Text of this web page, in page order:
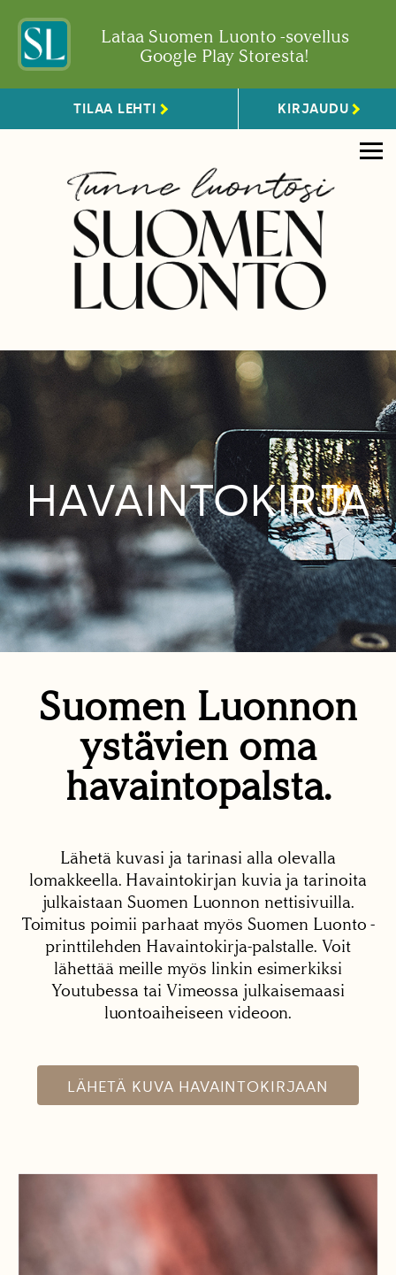
Lataa Suomen Luonto -sovellus
Google Play Storesta!
TILAA LEHTI KIRJAUDU
HAVAINTOKIRJA
Suomen Luonnon
ystävien oma
havaintopalsta.
Lähetä kuvasi ja tarinasi alla olevalla
lomakkeella. Havaintokirjan kuvia ja tarinoita
julkaistaan Suomen Luonnon nettisivuilla.
Toimitus poimii parhaat myös Suomen Luonto -
printtilehden Havaintokirja-palstalle. Voit
lähettää meille myös linkin esimerkiksi
Youtubessa tai Vimeossa julkaisemaasi
luontoaiheiseen videoon.
LÄHETÄ KUVA HAVAINTOKIRJAAN